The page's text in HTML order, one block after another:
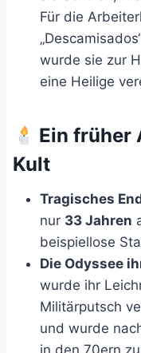
Für die
wurde sie zur
eine Heilige
Ein früher
Kult
Tragisches
nur 33 Jahren
beispiellose
Die Odyssee
wurde ihr
Militärputsch
und wurde